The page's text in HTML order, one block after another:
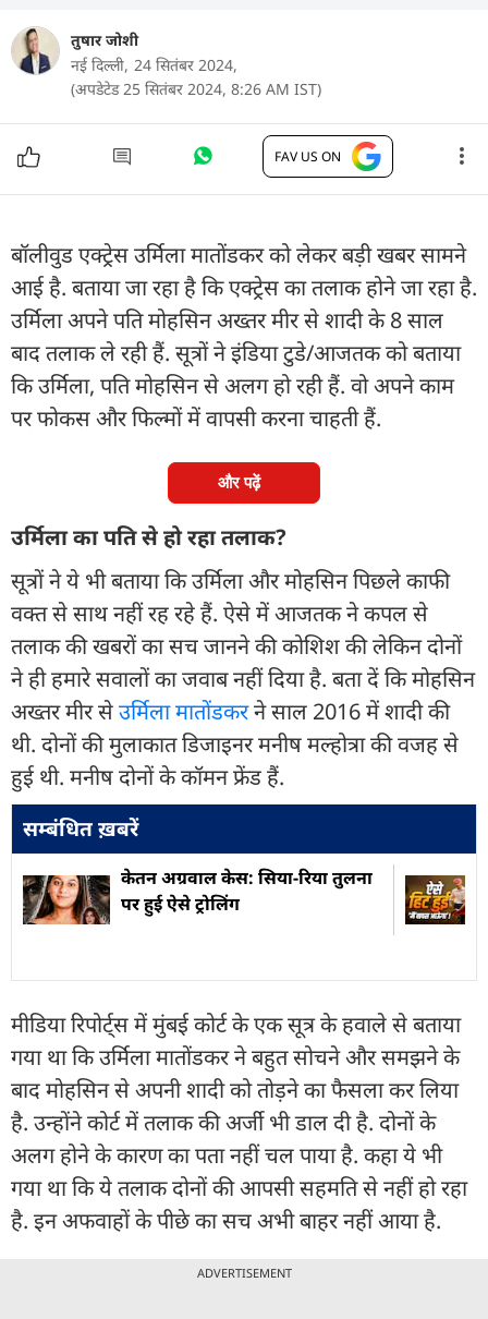
तुषार जोशी
नई दिल्ली, 24 सितंबर 2024,
(अपडेटेड 25 सितंबर 2024, 8:26 AM IST)
FAV US ON
बॉलीवुड एक्ट्रेस उर्मिला मातोंडकर को लेकर बड़ी खबर सामने
आई है. बताया जा रहा है कि एक्ट्रेस का तलाक होने जा रहा है.
उर्मिला अपने पति मोहसिन अख्तर मीर से शादी के 8 साल
बाद तलाक ले रही हैं. सूत्रों ने इंडिया टुडे/आजतक को बताया
कि उर्मिला, पति मोहसिन से अलग हो रही हैं. वो अपने काम
पर फोकस और फिल्मों में वापसी करना चाहती हैं.
और पढ़ें
उर्मिला का पति से हो रहा तलाक?
सूत्रों ने ये भी बताया कि उर्मिला और मोहसिन पिछले काफी
वक्त से साथ नहीं रह रहे हैं. ऐसे में आजतक ने कपल से
तलाक की खबरों का सच जानने की कोशिश की लेकिन दोनों
ने ही हमारे सवालों का जवाब नहीं दिया है. बता दें कि मोहसिन
अख्तर मीर सेउर्मिला मातोंडकरने साल 2016 में शादी की
थी. दोनों की मुलाकात डिजाइनर मनीष मल्होत्रा की वजह से
हुई थी. मनीष दोनों के कॉमन फ्रेंड हैं.
सम्बंधित ख़बरें
केतन अग्रवाल केस: सिया-रिया तुलना
पर हुई ऐसे ट्रोलिंग
मीडिया रिपोर्ट्स में मुंबई कोर्ट के एक सूत्र के हवाले से बताया
गया था कि उर्मिला मातोंडकर ने बहुत सोचने और समझने के
बाद मोहसिन से अपनी शादी को तोड़ने का फैसला कर लिया
है. उन्होंने कोर्ट में तलाक की अर्जी भी डाल दी है. दोनों के
अलग होने के कारण का पता नहीं चल पाया है. कहा ये भी
गया था कि ये तलाक दोनों की आपसी सहमति से नहीं हो रहा
है. इन अफवाहों के पीछे का सच अभी बाहर नहीं आया है.
ADVERTISEMENT